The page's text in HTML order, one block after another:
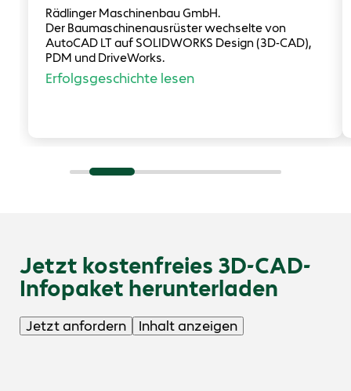
Rädlinger Maschinenbau GmbH.
Der Baumaschinenausrüster wechselte von
AutoCAD LT auf SOLIDWORKS Design (3D-CAD),
PDM und DriveWorks.
Erfolgsgeschichte lesen
Jetzt kostenfreies 3D-CAD-
Infopaket herunterladen
Jetzt anfordern Inhalt anzeigen